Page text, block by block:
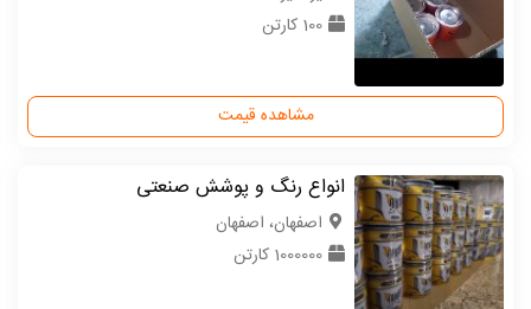
100 کارتن
مشاهده قیمت
انواع رنگ و پوشش صنعتی
اصفهان، اصفهان
1000000 کارتن